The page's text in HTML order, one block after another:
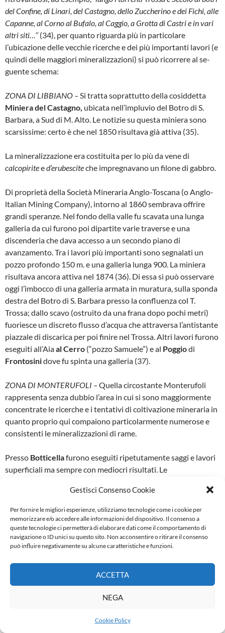
Gestisci Consenso Cookie
Per fornire le migliori esperienze, utilizziamo tecnologie come i cookie per
memorizzare e/o accedere alle informazioni del dispositivo. Il consenso a
queste tecnologie ci permetterà di elaborare dati come il comportamento di
navigazione o ID unici su questo sito. Non acconsentire o ritirare il consenso
può influire negativamente su alcune caratteristiche e funzioni.
ACCETTA
NEGA
Cookie Policy
del Confine, di Linari, del Castagno, dello Zuc­cherino e dei Fichi, alle
Capanne, al Corno al Bufalo, al Caggio, a Grotta di Castri e in vari
altri siti…’’(34), per quanto riguarda più in par­ticolare
l’ubicazione delle vecchie ricerche e dei più importanti lavori (e
quindi delle mag­giori mineralizzazioni) si può ricorrere al se­
guente schema:
ZONA DI LIBBIANO –Si tratta soprattutto del­la cosiddetta
Miniera del Castagno, ubicata nell’impluvio del Botro di S.
Barbara, a Sud di M. Alto. Le notizie su questa miniera sono
scar­sissime: certo è che nel 1850 risultava già at­tiva (35).
La mineralizzazione era costituita per lo più da vene di
calcopiriteed’erubesciteche impre­gnavano un filone di gabbro.
Di proprietà della Società Mineraria Anglo-Toscana (o Anglo-
ltalian Mining Company), in­torno al 1860 sembrava offrire
grandi speran­ze. Nel fondo della valle fu scavata una lunga
galleria da cui furono poi dipartite varie traverse e una
discenderia che dava accesso a un se­condo piano di
avanzamento. Tra i lavori più importanti sono segnalati un
pozzo profondo 150 m. e una galleria lunga 900. La miniera
risultava ancora attiva nel 1874 (36). Di essa si può osservare
oggi l’imbocco di una galle­ria armata in muratura, sulla sponda
destra del Botro di S. Barbara presso la confluenza col T.
Trossa; dallo scavo (ostruito da una frana dopo pochi metri)
fuoriesce un discreto flusso d’acqua che attraversa l’antistante
piazzale di discarica per poi finire nel Trossa. Altri lavori furono
eseguiti all’Aiaal Cerro (“pozzo Sa­muele”) e al Poggiodi
Frontosinidove fu spinta una galleria (37).
ZONA DI MONTERUFOLI –Quella circostan­te Monterufoli
rappresenta senza dubbio l’a­rea in cui si sono maggiormente
concentrate le ricerche e i tentativi di coltivazione minera­ria in
quanto proprio qui compaiono partico­larmente numerose e
consistenti le mineraliz­zazioni di rame.
Presso Botticellafurono eseguiti ripetutamen­te saggi e lavori
superficiali ma sempre con mediocri risultati. Le
e risultano incluse nelle serpentine. Non vi si ri­
scontrano tracce di escavazioni in sotterraneo, ma solo i resti
di un fabbricato.
AlCarbonaione,sul versante NNO di Poggio Montorsi, circa 1
incluso nelle serpentine e mineralizzatoa pirite e calcopiri­tefu
esplorato da due gallerie con imbocco li­mitrofo. Una di esse,
osservabile as­sieme alla piccola discarica antistante.
Nella stessa zona furono eseguiti poi altri la­vori sulle pendici